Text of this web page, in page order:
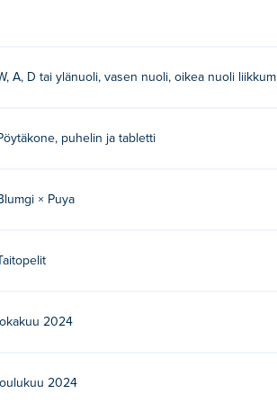
ilmaiseksi?
ja mobiililaitteilla, kuten puhelimilla ja
A, D tai ylänuoli, vasen nuoli, oikea nuoli
puhelin ja tabletti
× Puya
Taitopelit
lokakuu 2024
2024